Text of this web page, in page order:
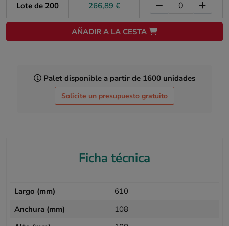
Lote de 200 266,89 €
AÑADIR A LA CESTA
Palet disponible a partir de 1600 unidades
Solicite un presupuesto gratuito
Ficha técnica
Largo (mm)
610
Anchura (mm)
108